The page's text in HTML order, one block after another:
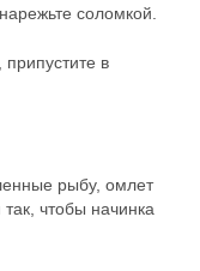
соломкой.
в
рыбу, омлет
чтобы начинка